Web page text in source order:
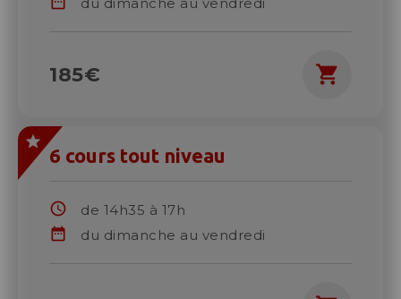
du dimanche au vendredi
185€ shopping_cart
6 cours tout niveau
schedule de 14h35 à 17h
date_range du dimanche au vendredi